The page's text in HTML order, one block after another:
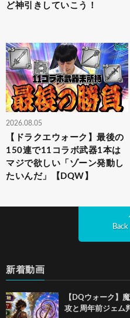
ど神引きしていこう！
2026.08.05
【ドラクエウォーク】最後の
150連で11コラボ武器1本は
マジで欲しい「ゾーン発動し
たいんだ」【DQW】
新着動画
【DQウォーク】
攻と周年前ジェム